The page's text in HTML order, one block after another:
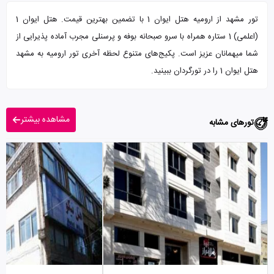
تور مشهد از ارومیه هتل ایوان 1 با تضمین بهترین قیمت. هتل ایوان 1
(اعلمی) 1 ستاره همراه با سرو صبحانه بوفه و پرسنلی مجرب آماده پذیرایی از
شما میهمانان عزیز است. پکیج‌های متنوع لحظه آخری تور ارومیه به مشهد
هتل ایوان 1 را در تورگردان ببینید.
تورهای مشابه مشاهده بیشتر